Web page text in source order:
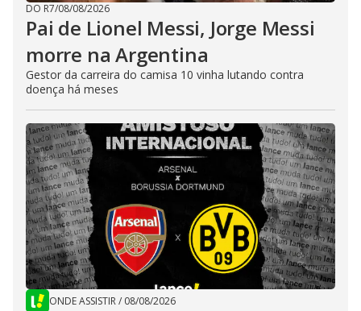
DO R7/08/08/2026
Pai de Lionel Messi, Jorge Messi
morre na Argentina
Gestor da carreira do camisa 10 vinha lutando contra
doença há meses
ONDE ASSISTIR/ 08/08/2026